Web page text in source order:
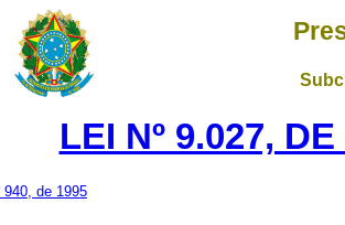
LEI Nº 9.027,
de 1995